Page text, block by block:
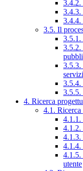
3.4.2.
3.4.3.
3.4.4.
3.5. Il
3.5.1.
3.5.2.
3.5.3.
3.5.4.
3.5.5.
4. Ricerca
4.1. Ricerca
4.1.1.
4.1.2.
4.1.3.
4.1.4.
4.1.5.
utente